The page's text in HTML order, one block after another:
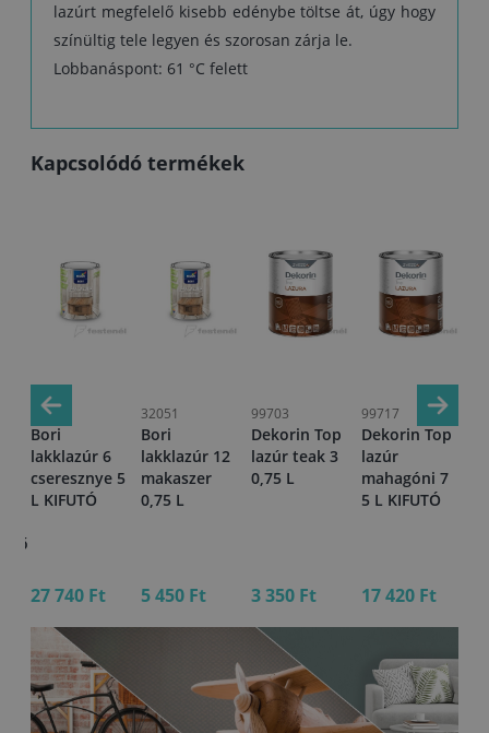
lazúrt megfelelő kisebb edénybe töltse át, úgy hogy
színültig tele legyen és szorosan zárja le.
Lobbanáspont: 61 °C felett
Kapcsolódó termékek
28867
Bori
lakklazúr 6
cseresznye 5
L KIFUTÓ
27 740 Ft
32051
Bori
lakklazúr 12
makaszer
0,75 L
5 450 Ft
99703
Dekorin Top
lazúr teak 3
0,75 L
3 350 Ft
99717
Dekorin Top
lazúr
mahagóni 7
5 L KIFUTÓ
17 420 Ft